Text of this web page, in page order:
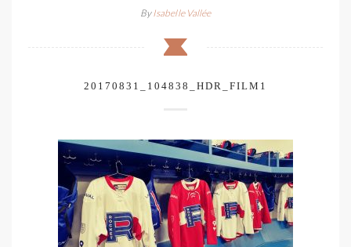
ByIsabelle Vallée
20170831_104838_HDR_FILM1